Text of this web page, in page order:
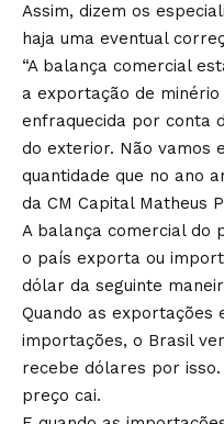
Assim, dizem os
haja uma eventual
“A balança comercial
a exportação de
enfraquecida por conta
do exterior. Não vamos
quantidade que no ano
da CM Capital Matheus
A balança comercial do
o país exporta ou
dólar da seguinte
Quando as exportações
importações, o Brasil
recebe dólares por
preço cai.